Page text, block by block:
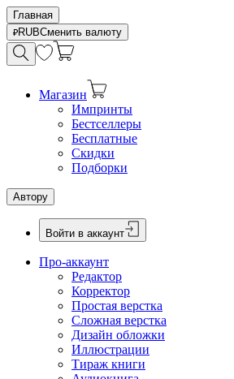
Главная
RUBСменить валюту
Магазин
Импринты
Бестселлеры
Бесплатные
Скидки
Подборки
Автору
Войти в аккаунт
Про-аккаунт
Редактор
Корректор
Простая верстка
Сложная верстка
Дизайн обложки
Иллюстрации
Тираж книги